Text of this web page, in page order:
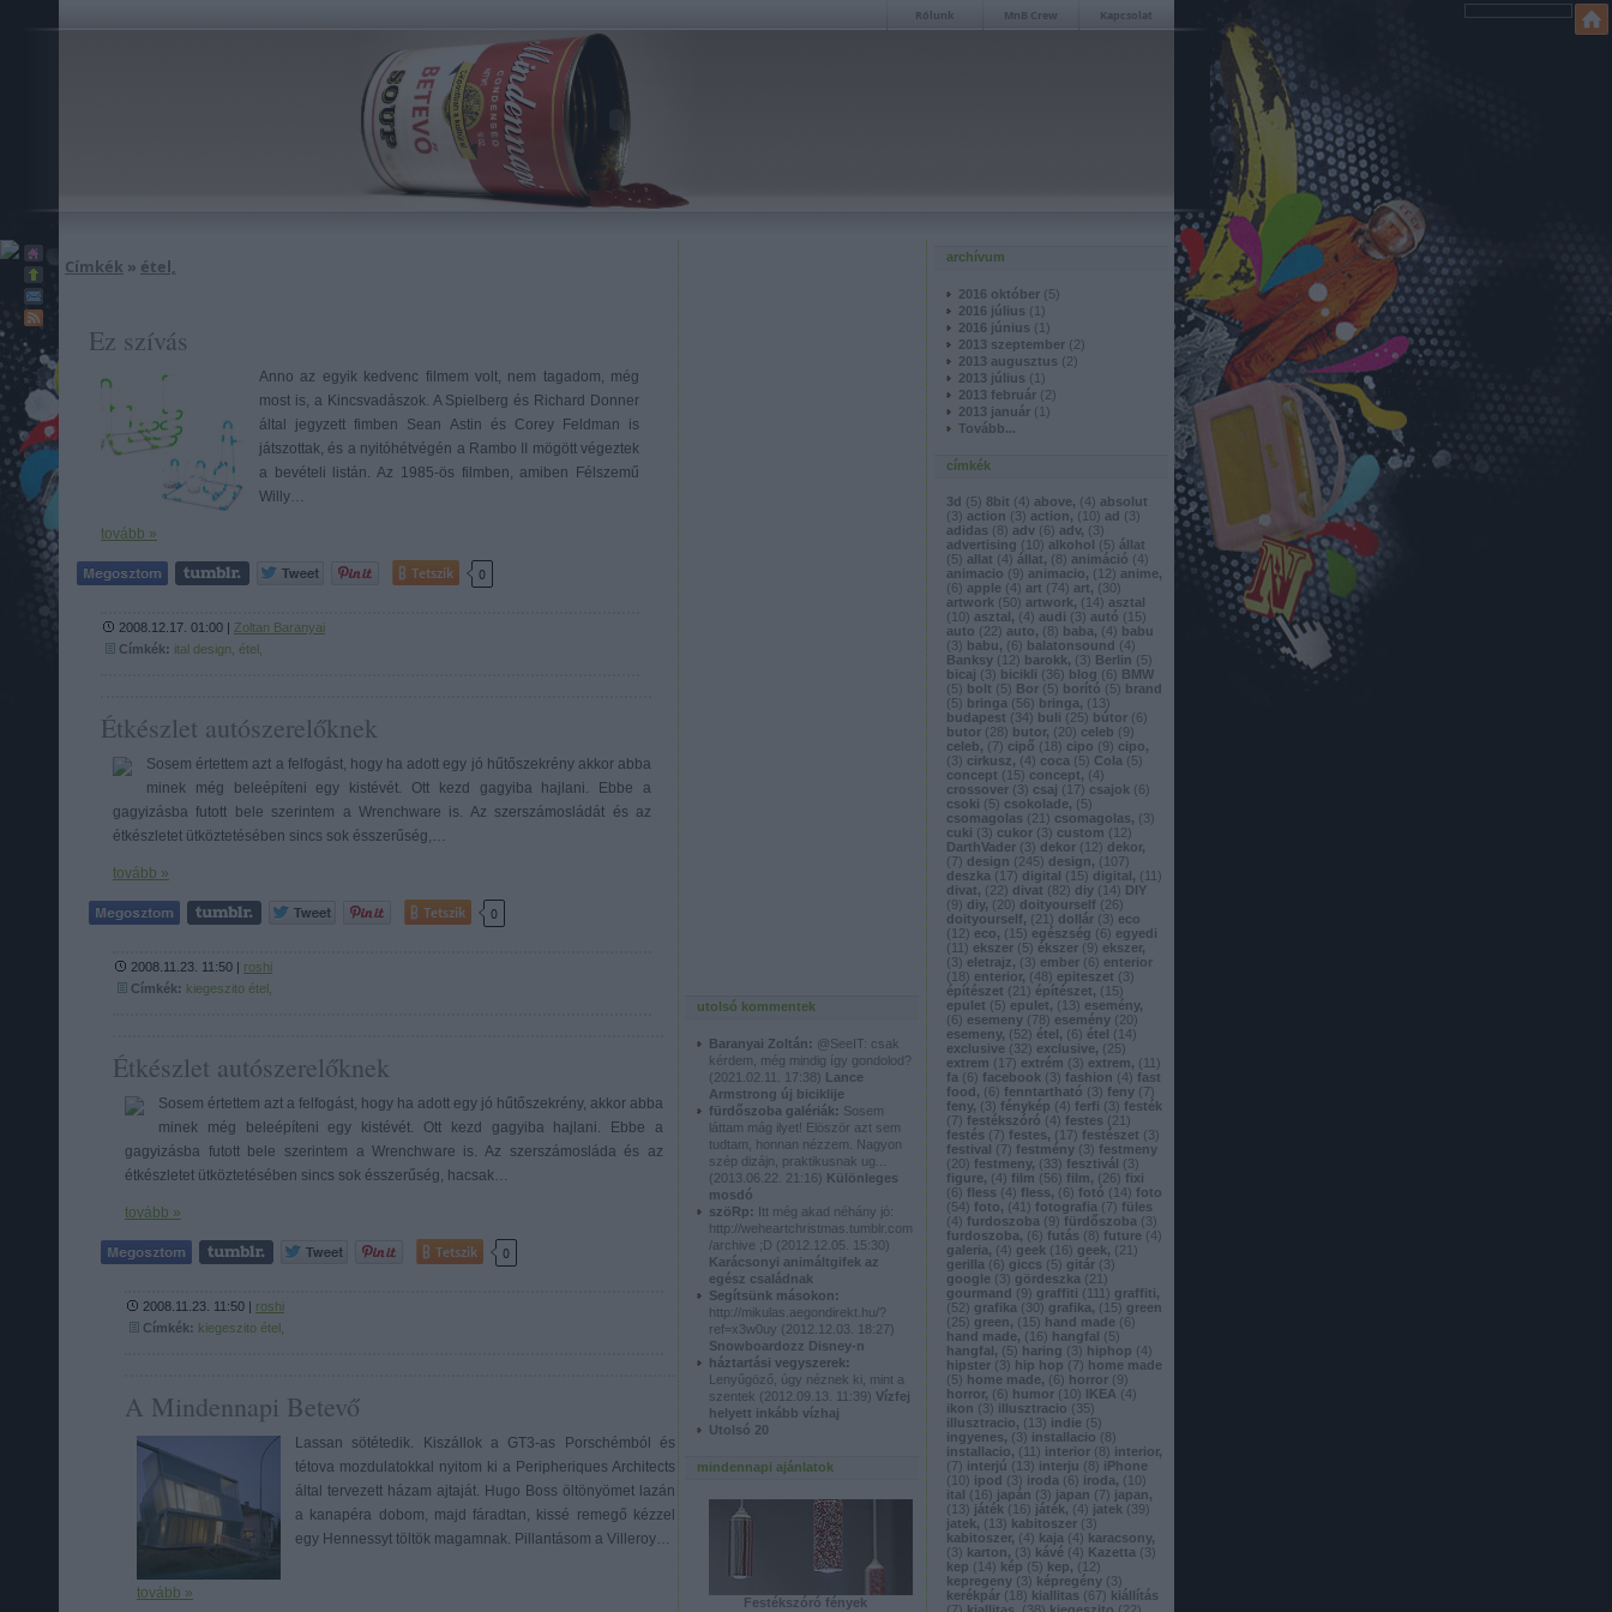
Rólunk MnB Crew Kapcsolat
archívum
2016 október (5)
2016 július ( 1 )
2016 június ( 1 )
2013 szeptember (2)
2013 augusztus (2)
2013 július ( 1 )
2013 február (2)
2013 január ( 1 )
Tovább...
címkék
3d (5) 8bit (4) above, (4) absolut
(3) action (3) action, ( 10) ad (3)
adidas (8) adv (6 ) adv, (3)
advertising ( 10) alkohol (5) állat
(5) allat (4) állat, (8) animáció (4)
animacio (9) animacio, ( 12) anime,
(6 ) apple (4) art (74) art, (30)
artwork (50) artwork, ( 14) asztal
( 10) asztal, (4) audi (3) autó ( 15)
auto (22) auto, (8) baba, (4) babu
(3) babu, (6 ) balatonsound (4)
Banksy ( 12) barokk, (3) Berlin (5)
bicaj (3) bicikli (36 ) blog (6 ) BMW
(5) bolt (5) Bor (5) borító (5) brand
(5) bringa (56 ) bringa, ( 13)
budapest (34) buli (25) bútor (6 )
butor (28) butor, (20) celeb (9)
celeb, (7) cipő ( 18) cipo (9) cipo,
(3) cirkusz, (4) coca (5) Cola (5)
concept ( 15) concept, (4)
crossover (3) csaj ( 17) csajok (6 )
csoki (5) csokolade, (5)
csomagolas (21 ) csomagolas, (3)
cuki (3) cukor (3) custom ( 12)
DarthVader (3) dekor ( 12) dekor,
(7) design (245) design, ( 107)
deszka ( 17) digital ( 15) digital, ( 11 )
divat, (22) divat (82) diy ( 14) DIY
(9) diy, (20) doityourself (26 )
doityourself, (21 ) dollár (3) eco
( 12) eco, ( 15) egészség (6 ) egyedi
( 11 ) ekszer (5) ékszer (9) ekszer,
(3) eletrajz, (3) ember (6 ) enterior
( 18) enterior, (48) epiteszet (3)
építészet (21 ) építészet, ( 15)
epulet (5) epulet, ( 13) esemény,
(6 ) esemeny (78) esemény (20)
esemeny, (52) étel, (6 ) étel ( 14)
exclusive (32) exclusive, (25)
extrem ( 17) extrém (3) extrem, ( 11 )
fa (6 ) facebook (3) fashion (4) fast
food, (6 ) fenntartható (3) feny (7)
feny, (3) fénykép (4) ferfi (3) festék
(7) festékszóró (4) festes (21 )
festés (7) festes, ( 17) festészet (3)
festival (7) festmény (3) festmeny
(20) festmeny, (33) fesztivál (3)
figure, (4) film (56 ) film, (26 ) fixi
(6 ) fless (4) fless, (6 ) fotó ( 14) foto
(54) foto, (41 ) fotografia (7) füles
(4) furdoszoba (9) fürdőszoba (3)
furdoszoba, (6 ) futás (8) future (4)
galeria, (4) geek ( 16 ) geek, (21 )
gerilla (6 ) giccs (5) gitár (3)
google (3) gördeszka (21 )
gourmand (9) graffiti ( 111 ) graffiti,
(52) grafika (30) grafika, ( 15) green
(25) green, ( 15) hand made (6 )
hand made, ( 16 ) hangfal (5)
hangfal, (5) haring (3) hiphop (4)
hipster (3) hip hop (7) home made
(5) home made, (6 ) horror (9)
horror, (6 ) humor ( 10) IKEA (4)
ikon (3) illusztracio (35)
illusztracio, ( 13) indie (5)
ingyenes, (3) installacio (8)
installacio, ( 11 ) interior (8) interior,
(7) interjú ( 13) interju (8) iPhone
( 10) ipod (3) iroda (6 ) iroda, ( 10)
ital ( 16 ) japán (3) japan (7) japan,
( 13) játék ( 16 ) játék, (4) jatek (39)
jatek, ( 13) kabitoszer (3)
kabitoszer, (4) kaja (4) karacsony,
(3) karton, (3) kávé (4) Kazetta (3)
kep ( 14) kép (5) kep, ( 12)
kepregeny (3) képregény (3)
kerékpár ( 18) kiallitas (67) kiállítás
utolsó kommentek
Baranyai Zoltán: @SeeIT: csak
kérdem, még mindig így gondolod?
(2021.02.11. 17:38) Lance
Armstrong új biciklije
fürdőszoba galériák: Sosem
láttam mág ilyet! Elöször azt sem
tudtam, honnan nézzem. Nagyon
szép dizájn, praktikusnak ug...
(2013.06.22. 21:16 ) Különleges
mosdó
szöRp: Itt még akad néhány jó:
http://weheartchristmas.tumblr.com
/archive ;D (2012.12.05. 15:30)
Karácsonyi animáltgifek az
egész családnak
Segítsünk másokon:
http://mikulas.aegondirekt.hu/?
ref=x3w0uy (2012.12.03. 18:27)
Snowboardozz Disney-n
háztartási vegyszerek:
Lenyűgöző, úgy néznek ki, mint a
szentek (2012.09.13. 11:39) Vízfej
helyett inkább vízhaj
Utolsó 20
mindennapi ajánlatok
Festékszóró fények
Címkék » étel,
Ez szívás
Anno az egyik kedvenc filmem volt, nem tagadom, még
most is, a Kincsvadászok. A Spielberg és Richard Donner
által jegyzett fimben Sean Astin és Corey Feldman is
játszottak, és a nyitóhétvégén a Rambo II mögött végeztek
a bevételi listán. Az 1985-ös filmben, amiben Félszemű
Willy…
tovább »
Tetszik 0
2008.12.17. 01:00 | Zoltan Baranyai
Címkék: ital design, étel,
Étkészlet autószerelőknek
Sosem értettem azt a felfogást, hogy ha adott egy jó hűtőszekrény akkor abba
minek még beleépíteni egy kistévét. Ott kezd gagyiba hajlani. Ebbe a
gagyizásba futott bele szerintem a Wrenchware is. Az szerszámosládát és az
étkészletet ütköztetésében sincs sok ésszerűség,…
tovább »
Tetszik 0
2008.11.23. 11:50 | roshi
Címkék: kiegeszito étel,
Étkészlet autószerelőknek
Sosem értettem azt a felfogást, hogy ha adott egy jó hűtőszekrény, akkor abba
minek még beleépíteni egy kistévét. Ott kezd gagyiba hajlani. Ebbe a
gagyizásba futott bele szerintem a Wrenchware is. Az szerszámosláda és az
étkészletet ütköztetésében sincs sok ésszerűség, hacsak…
tovább »
Tetszik 0
2008.11.23. 11:50 | roshi
Címkék: kiegeszito étel,
A Mindennapi Betevő
Lassan sötétedik. Kiszállok a GT3-as Porschémból és
tétova mozdulatokkal nyitom ki a Peripheriques Architects
által tervezett házam ajtaját. Hugo Boss öltönyömet lazán
a kanapéra dobom, majd fáradtan, kissé remegő kézzel
egy Hennessyt töltök magamnak. Pillantásom a Villeroy…
tovább »